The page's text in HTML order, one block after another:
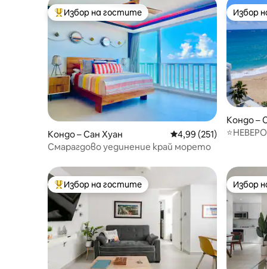
Най-популярен избор на гостите
Избор на гостите
Кондо – Сан Хуан Средна оценка: 4,99
4,99 (251)
Смарагдово уединение край морето
Избор
Избор
Кондо –
Най-популярен избор на гостите
Избор на гостите Избор
Избор